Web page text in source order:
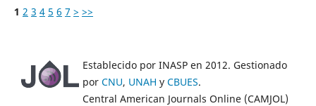
1 2 3 4 5 6 7 > >>
Establecido por INASP en 2012. Gestionado
por CNU, UNAH y CBUES.
Central American Journals Online (CAMJOL)